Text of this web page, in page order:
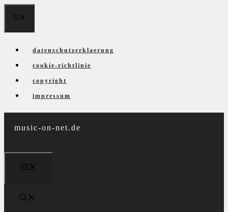
datenschutzerklaerung
cookie-richtlinie
copyright
impressum
music-on-net.de